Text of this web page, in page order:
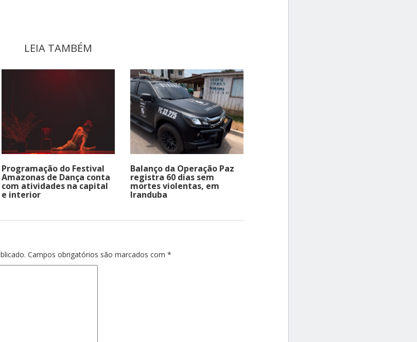
LEIA TAMBÉM
Programação do Festival
Amazonas de Dança conta
com atividades na capital
e interior
Balanço da Operação Paz
registra 60 dias sem
mortes violentas, em
Iranduba
Campos obrigatórios são marcados com *